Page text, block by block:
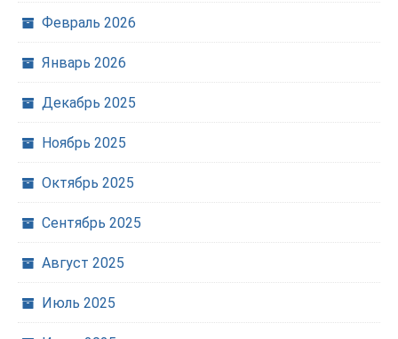
Февраль 2026
Январь 2026
Декабрь 2025
Ноябрь 2025
Октябрь 2025
Сентябрь 2025
Август 2025
Июль 2025